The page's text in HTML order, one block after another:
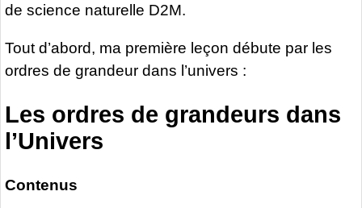
de science naturelle D2M.
Tout d’abord, ma première leçon débute par les
ordres de grandeur dans l’univers :
Les ordres de grandeurs dans
l’Univers
Contenus